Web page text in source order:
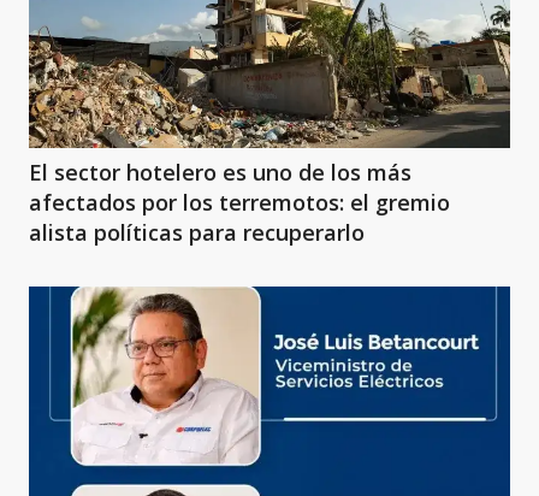
El sector hotelero es uno de los más
afectados por los terremotos: el gremio
alista políticas para recuperarlo